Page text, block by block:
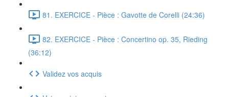
81. EXERCICE - Pièce : Gavotte de Corelli (24:36)
82. EXERCICE - Pièce : Concertino op. 35, Rieding
(36:12)
Validez vos acquis